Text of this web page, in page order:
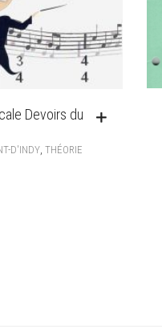
Devoirs du
D'INDY THÉORIE